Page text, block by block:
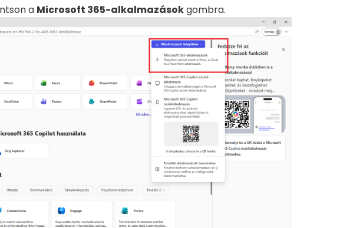
a Microsoft 365-alkalmazásokgombra.